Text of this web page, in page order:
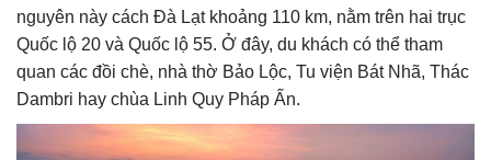
nguyên này cách Đà Lạt khoảng 110 km, nằm trên hai trục
Quốc lộ 20 và Quốc lộ 55. Ở đây, du khách có thể tham
quan các đồi chè, nhà thờ Bảo Lộc, Tu viện Bát Nhã, Thác
Dambri hay chùa Linh Quy Pháp Ấn.